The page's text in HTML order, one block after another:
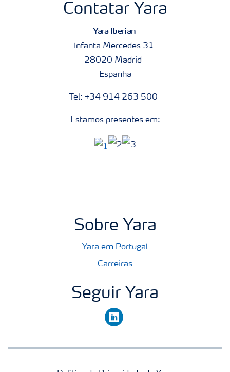
Contatar Yara
Yara Iberian
Infanta Mercedes 31
28020 Madrid
Espanha
Tel: +34 914 263 500
Estamos presentes em:
Sobre Yara
Yara em Portugal
Carreiras
Seguir Yara
linkedin